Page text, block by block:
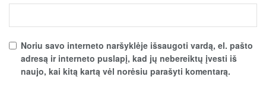
Noriu savo interneto naršyklėje išsaugoti vardą, el. pašto
adresą ir interneto puslapį, kad jų nebereiktų įvesti iš
naujo, kai kitą kartą vėl norėsiu parašyti komentarą.